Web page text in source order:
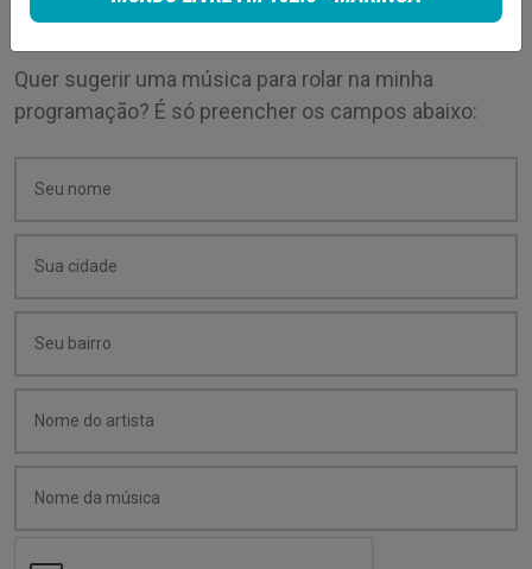
Quer sugerir uma música para rolar na minha
programação? É só preencher os campos abaixo: